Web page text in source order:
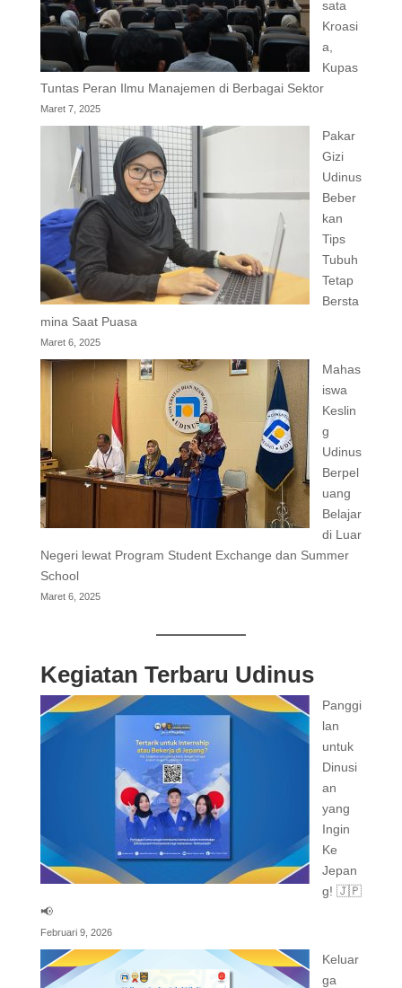
sata
Kroasi
a,
Kupas
Tuntas Peran Ilmu Manajemen di Berbagai Sektor
Maret 7, 2025
Pakar
Gizi
Udinus
Beber
kan
Tips
Tubuh
Tetap
Bersta
mina Saat Puasa
Maret 6, 2025
Mahas
iswa
Keslin
g
Udinus
Berpel
uang
Belajar
di Luar
Negeri lewat Program Student Exchange dan Summer
School
Maret 6, 2025
Kegiatan Terbaru Udinus
Panggi
lan
untuk
Dinusi
an
yang
Ingin
Ke
Jepan
g! 🇯🇵
📢
Februari 9, 2026
Keluar
ga